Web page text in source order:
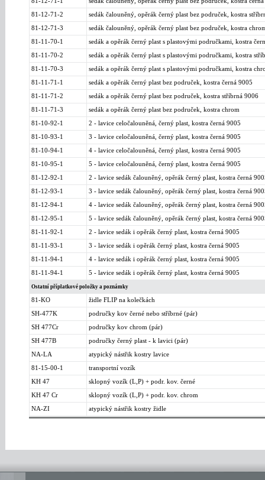
81-12-71-2 sedák čalouněný, opěrák černý plast bez područek, kostra
81-12-71-3 sedák čalouněný, opěrák černý plast bez područek, kostra
81-11-70-1 sedák a opěrák černý plast s plastovými područkami, kostra
81-11-70-2 sedák a opěrák černý plast s plastovými područkami, kostra
81-11-70-3 sedák a opěrák černý plast s plastovými područkami, kostra
81-11-71-1 sedák a opěrák černý plast bez područek, kostra černá 9005
81-11-71-2 sedák a opěrák černý plast bez područek, kostra stříbrná 9006
81-11-71-3 sedák a opěrák černý plast bez područek, kostra chrom
81-10-92-1 2 - lavice celočalouněná, černý plast, kostra černá 9005
81-10-93-1 3 - lavice celočalouněná, černý plast, kostra černá 9005
81-10-94-1 4 - lavice celočalouněná, černý plast, kostra černá 9005
81-10-95-1 5 - lavice celočalouněná, černý plast, kostra černá 9005
81-12-92-1 2 - lavice sedák čalouněný, opěrák černý plast, kostra černá
81-12-93-1 3 - lavice sedák čalouněný, opěrák černý plast, kostra černá
81-12-94-1 4 - lavice sedák čalouněný, opěrák černý plast, kostra černá
81-12-95-1 5 - lavice sedák čalouněný, opěrák černý plast, kostra černá
81-11-92-1 2 - lavice sedák i opěrák černý plast, kostra černá 9005
81-11-93-1 3 - lavice sedák i opěrák černý plast, kostra černá 9005
81-11-94-1 4 - lavice sedák i opěrák černý plast, kostra černá 9005
81-11-94-1 5 - lavice sedák i opěrák černý plast, kostra černá 9005
Ostatní příplatkové položky a poznámky
81-KO židle FLIP na kolečkách
SH-477K područky kov černé nebo stříbrné (pár)
SH 477Cr područky kov chrom (pár)
SH 477B područky černý plast - k lavici (pár)
NA-LA atypický nástřik kostry lavice
81-15-00-1 transportní vozík
KH 47 sklopný vozík (L,P) + podr. kov. černé
KH 47 Cr sklopný vozík (L,P) + podr. kov. chrom
NA-ZI atypický nástřik kostry židle